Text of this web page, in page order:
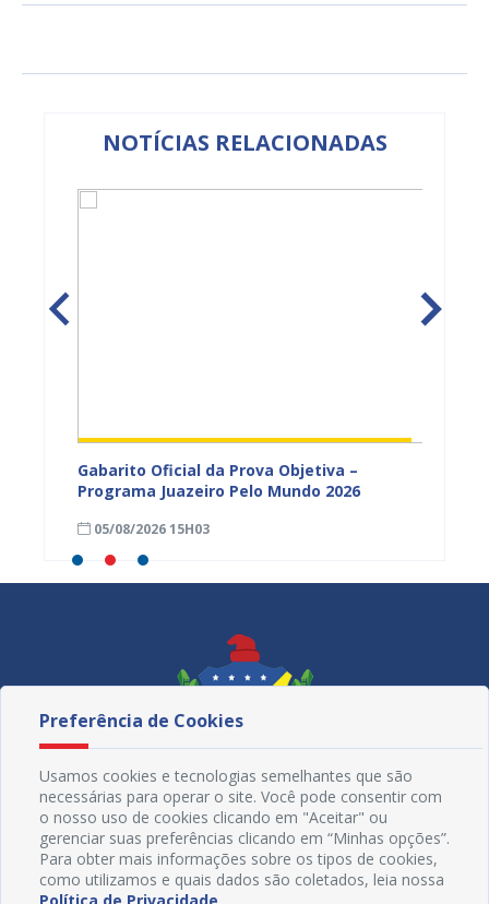
NOTÍCIAS RELACIONADAS
Gabarito Oficial da Prova Objetiva –
Programa Juazeiro Pelo Mundo 2026
05/08/2026 15H03
Preferência de Cookies
Usamos cookies e tecnologias semelhantes que são
necessárias para operar o site. Você pode consentir com
o nosso uso de cookies clicando em "Aceitar" ou
gerenciar suas preferências clicando em “Minhas opções”.
Para obter mais informações sobre os tipos de cookies,
como utilizamos e quais dados são coletados, leia nossa